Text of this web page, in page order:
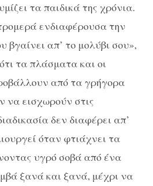
τα παιδικά της χρόνια.
ενδιαφέρουσα την
βγαίνει απ’ το μολύβι σου»,
τα πλάσματα και οι
από τα γρήγορα
να εισχωρούν στις
δεν διαφέρει απ’
όταν φτιάχνει τα
υγρό σοβά από ένα
ξανά και ξανά, μέχρι να